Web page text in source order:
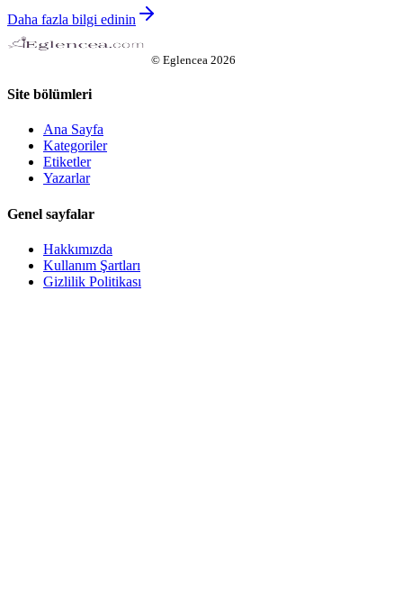
Daha fazla bilgi edinin
© Eglencea 2026
Site bölümleri
Ana Sayfa
Kategoriler
Etiketler
Yazarlar
Genel sayfalar
Hakkımızda
Kullanım Şartları
Gizlilik Politikası